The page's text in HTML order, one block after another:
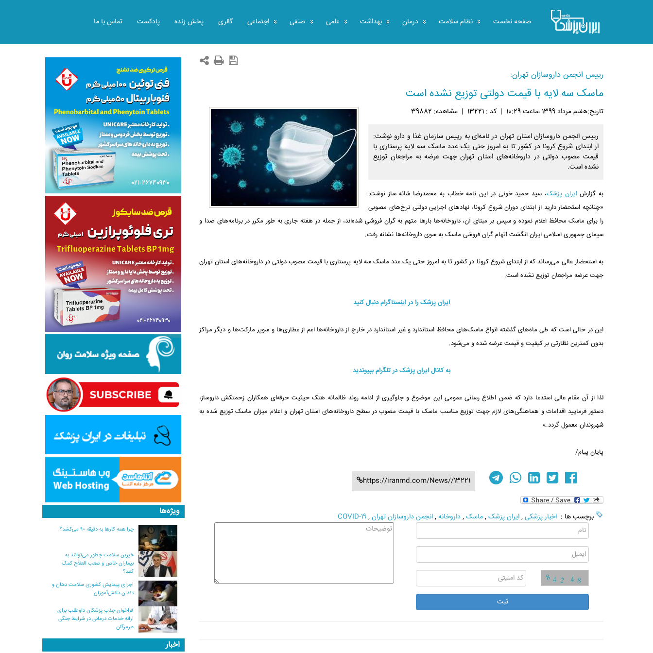
صفحه نخست نظام سلامت درمان بهداشت علمی صنفی اجتماعی گالری پخش زنده پادکست تماس با ما
رییس انجمن داروسازان تهران:
ماسک سه لایه با قیمت دولتی توزیع نشده است
تاريخ:هفتم مرداد 1399 ساعت 10:29 | کد : 13221 | مشاهده: 39882
رییس انجمن داروسازان استان تهران در نامه‌ای به رییس سازمان غذا و دارو نوشت:
از ابتدای شروع کرونا در کشور تا به امروز حتی یک عدد ماسک سه لایه پرستاری با
قیمت مصوب دولتی در داروخانه‌های استان تهران جهت عرضه به مراجعان توزیع
نشده است.
به گزارشایران پزشک، سید حمید خوئی در این نامه خطاب به محمدرضا شانه ساز نوشت:
«چنانچه استحضار دارید از ابتدای دوران شروع کرونا، نهادهای اجرایی دولتی نرخ‌های مصوبی
را برای ماسک محافظ اعلام نموده و سپس بر مبنای آن، داروخانه‌ها بارها متهم به گران فروشی شده‌اند، از جمله در هفته جاری به طور مکرر در برنامه‌های صدا و
سیمای جمهوری اسلامی ایران انگشت اتهام گران فروشی ماسک به سوی داروخانه‌ها نشانه رفت.
به استحضار عالی می‌رساند که از ابتدای شروع کرونا در کشور تا به امروز حتی یک عدد ماسک سه لایه پرستاری با قیمت مصوب دولتی در داروخانه‌های استان تهران
جهت عرضه مراجعان توزیع نشده است.
ایران پزشک را در اینستاگرام دنبال کنید
این در حالی است که طی ماه‌های گذشته انواع ماسک‌های محافظ استاندارد و غیر استاندارد در خارج از داروخانه‌ها اعم از عطاری‌ها و سوپر مارکت‌ها و دیگر مراکز
بدون کمترین نظارتی بر کیفیت و قیمت عرضه شده و می‌شود.
به کانال ایران پزشک در تلگرام بپیوندید
لذا از آن مقام عالی استدعا دارد که ضمن اطلاع رسانی عمومی این موضوع و جلوگیری از ادامه روند ظالمانه هتک حیثیت حرفه‌ای همکاران زحمتکش داروساز،
دستور فرمایید اقدامات و هماهنگی‌های لازم جهت توزیع مناسب ماسک با قیمت مصوب در سطح داروخانه‌های استان تهران و اعلام میزان ماسک توزیع شده به
شهروندان معمول گردد.»
پایان پیام/
https://iranmd.com/News//13221
برچسب ها : اخبار پزشکی,ایران پزشک,ماسک,داروخانه,انجمن داروسازان تهران,
COVID-19 ویژه‌ها
چرا همه کارها به دقیقه ۹۰ می‌کشد؟
خیرین سلامت چطور می‌توانند به
بیماران خاص و صعب العلاج کمک
کنند؟
اجرای پیمایش کشوری سلامت دهان و
دندان دانش‌آموزان
فراخوان جذب پزشکان داوطلب برای
ارائه خدمات درمانی در شرایط جنگی
هرمزگان
اخبار